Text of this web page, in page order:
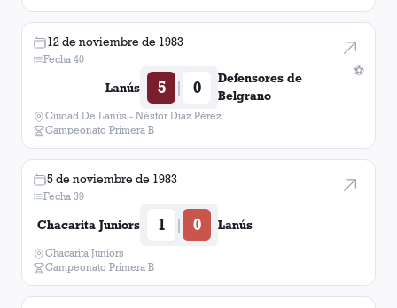
⚽
12 de noviembre de 1983
Fecha 40
Lanús 5 | 0
Defensores de
Belgrano
Ciudad De Lanús - Néstor Diaz Pérez
Campeonato Primera B
5 de noviembre de 1983
Fecha 39
Chacarita Juniors 1 | 0 Lanús
Chacarita Juniors
Campeonato Primera B